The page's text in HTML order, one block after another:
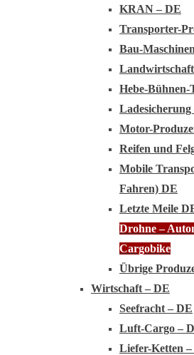
KRAN – DE
Transporter-
Bau-
Hebe-Bühnen-
Ladesicherung
Motor-
Reifen und
Mobile
Fahren) DE
Letzte Meile
Drohne –
Cargobike
Übrige
Wirtschaft – DE
Seefracht – DE
Luft-Cargo –
Liefer-Ketten